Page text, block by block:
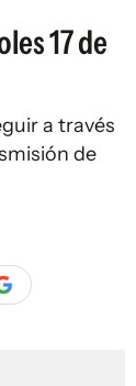
17 de
a través
de